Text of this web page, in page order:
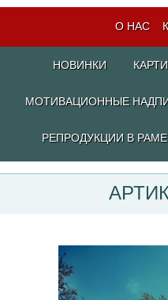
О НАС
НОВИНКИ
МОТИВАЦИОННЫЕ
РЕПРОДУКЦИИ В РАМЕ